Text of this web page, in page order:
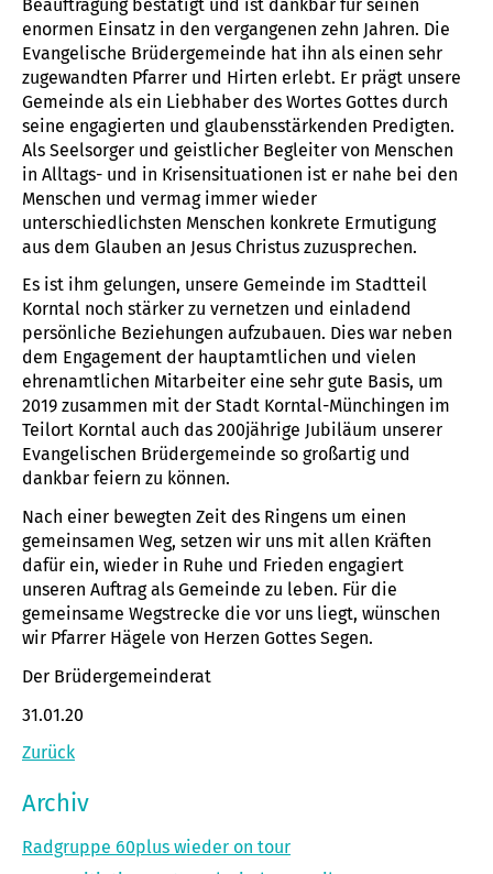
Beauftragung bestätigt und ist dankbar für seinen
enormen Einsatz in den vergangenen zehn Jahren. Die
Evangelische Brüdergemeinde hat ihn als einen sehr
zugewandten Pfarrer und Hirten erlebt. Er prägt unsere
Gemeinde als ein Liebhaber des Wortes Gottes durch
seine engagierten und glaubensstärkenden Predigten.
Als Seelsorger und geistlicher Begleiter von Menschen
in Alltags- und in Krisensituationen ist er nahe bei den
Menschen und vermag immer wieder
unterschiedlichsten Menschen konkrete Ermutigung
aus dem Glauben an Jesus Christus zuzusprechen.
Es ist ihm gelungen, unsere Gemeinde im Stadtteil
Korntal noch stärker zu vernetzen und einladend
persönliche Beziehungen aufzubauen. Dies war neben
dem Engagement der hauptamtlichen und vielen
ehrenamtlichen Mitarbeiter eine sehr gute Basis, um
2019 zusammen mit der Stadt Korntal-Münchingen im
Teilort Korntal auch das 200jährige Jubiläum unserer
Evangelischen Brüdergemeinde so großartig und
dankbar feiern zu können.
Nach einer bewegten Zeit des Ringens um einen
gemeinsamen Weg, setzen wir uns mit allen Kräften
dafür ein, wieder in Ruhe und Frieden engagiert
unseren Auftrag als Gemeinde zu leben. Für die
gemeinsame Wegstrecke die vor uns liegt, wünschen
wir Pfarrer Hägele von Herzen Gottes Segen.
Der Brüdergemeinderat
31.01.20
Zurück
Archiv
Radgruppe 60plus wieder on tour